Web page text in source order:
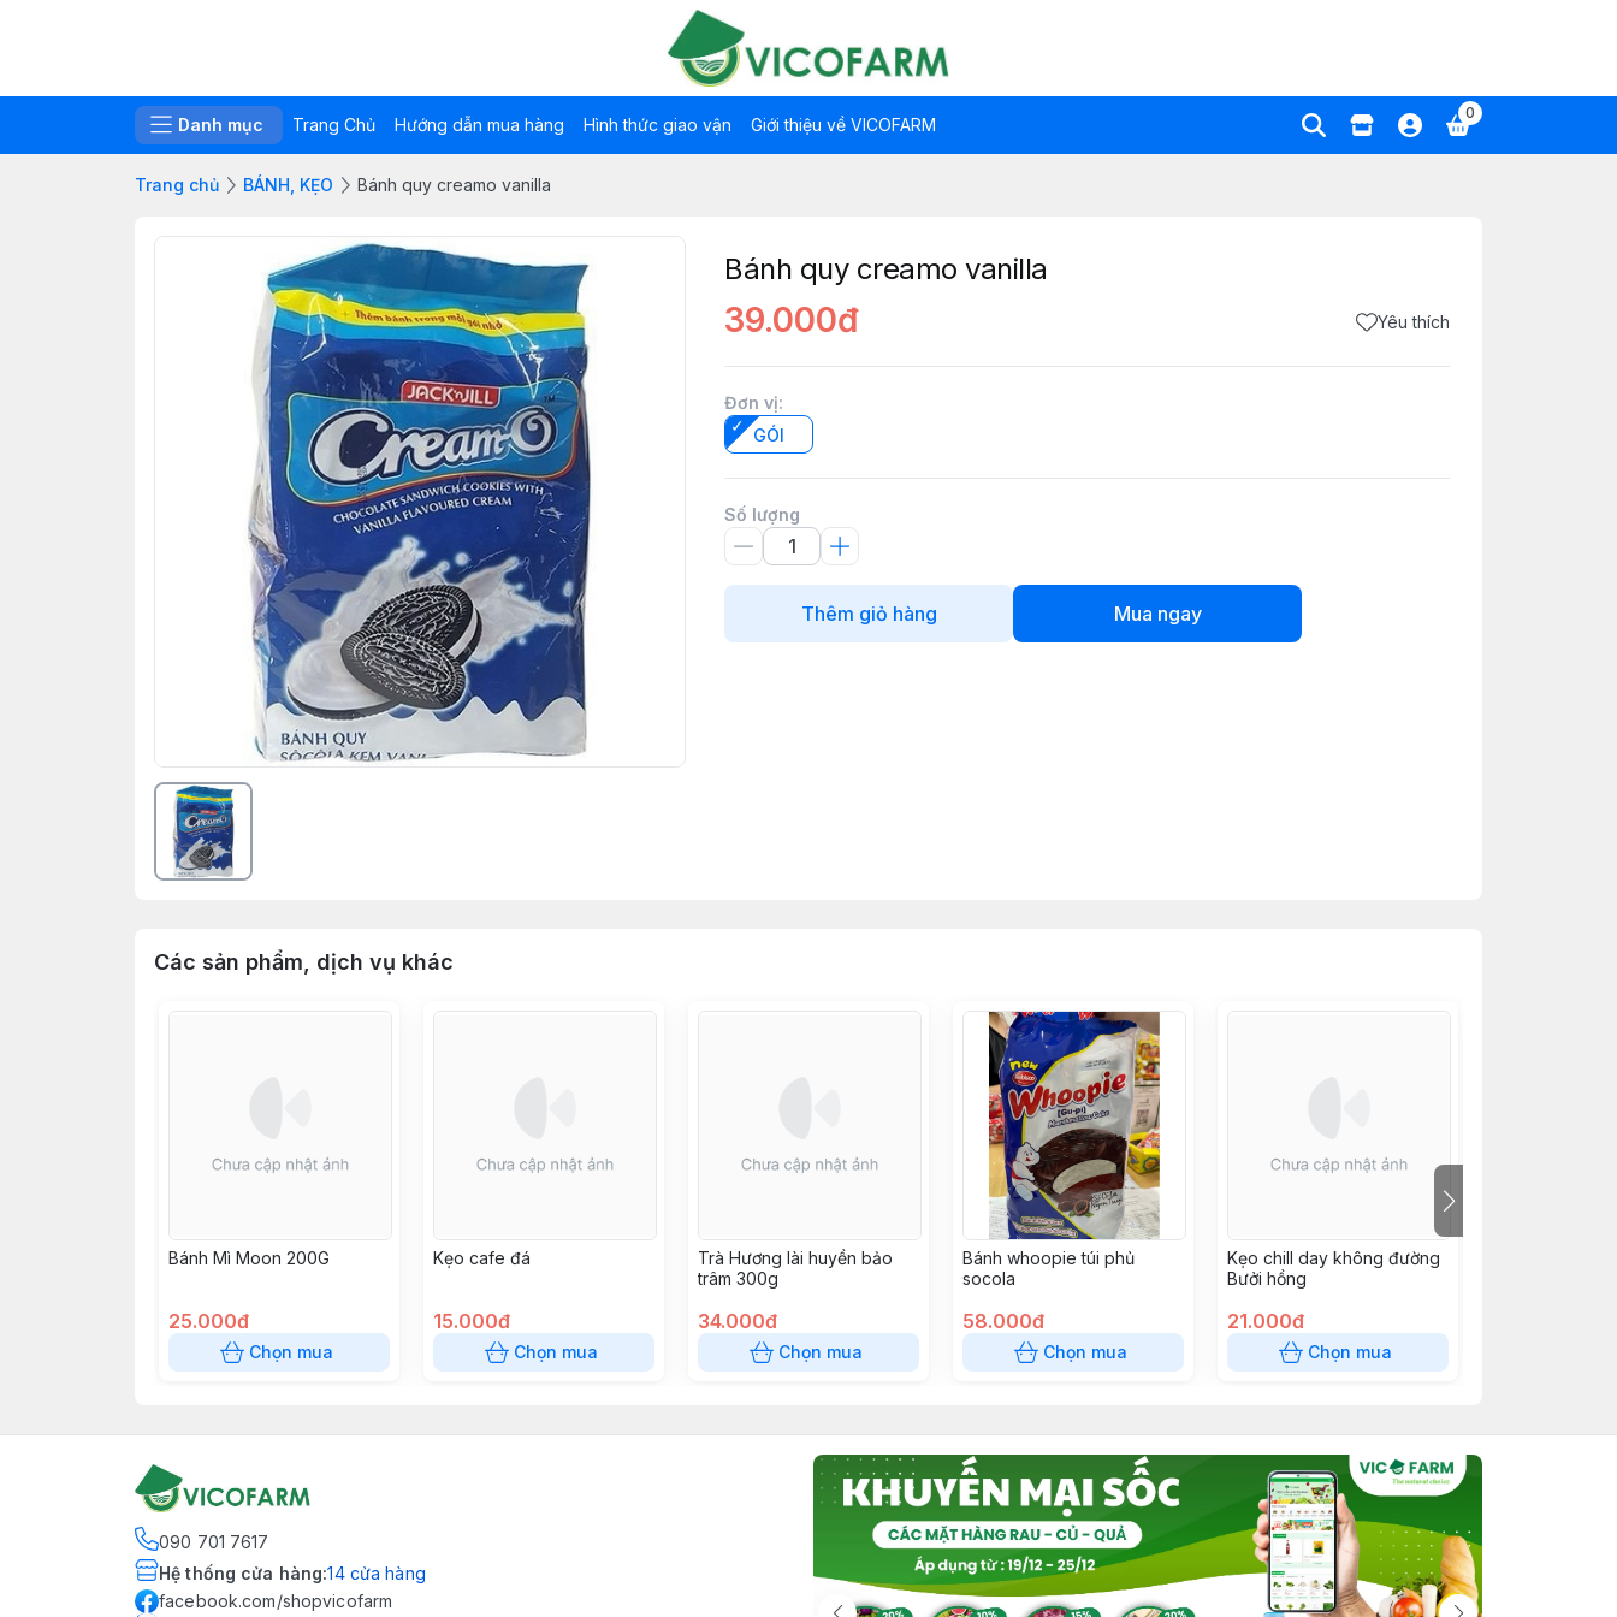
Danh mục Trang Chủ Hướng dẫn mua hàng Hình thức giao vận Giới thiệu về VICOFARM
0
Trang chủ BÁNH, KẸO Bánh quy creamo vanilla
Bánh quy creamo vanilla
39.000đ Yêu thích
Đơn vị:
GÓI
Số lượng
Thêm giỏ hàng Mua ngay
Các sản phẩm, dịch vụ khác
Bánh Mì Moon 200G
25.000đ
Chọn mua
Kẹo cafe đá
15.000đ
Chọn mua
Trà Hương lài huyền bảo
trâm 300g
34.000đ
Chọn mua
Bánh whoopie túi phủ
socola
58.000đ
Chọn mua
Kẹo chill day không đường
Bưởi hồng
21.000đ
Chọn mua
090 701 7617
Hệ thống cửa hàng:14 cửa hàng
facebook.com/shopvicofarm